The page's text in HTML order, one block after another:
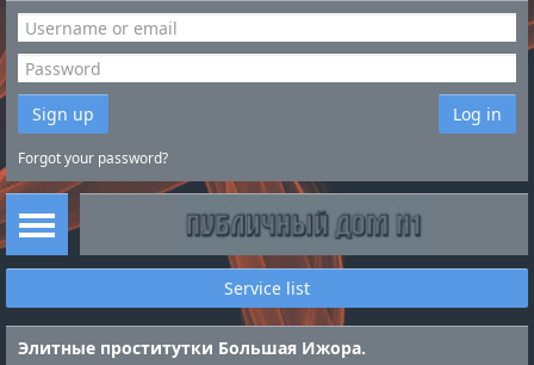
Sign up Log in
Forgot your password?
Service list
Элитные проститутки Большая Ижора.